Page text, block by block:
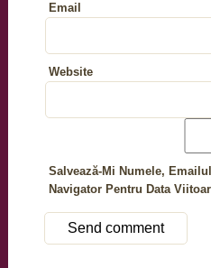
Email
Website
Salvează-Mi Numele,
Navigator Pentru Data